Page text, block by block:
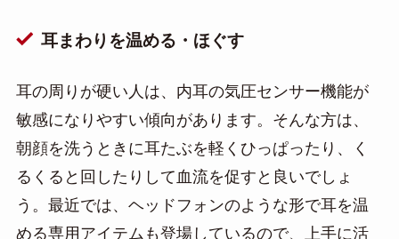
耳まわりを温める・ほぐす
耳の周りが硬い人は、内耳の気圧センサー機能が
敏感になりやすい傾向があります。そんな方は、
朝顔を洗うときに耳たぶを軽くひっぱったり、く
るくると回したりして血流を促すと良いでしょ
う。最近では、ヘッドフォンのような形で耳を温
める専用アイテムも登場しているので、上手に活